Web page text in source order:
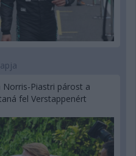
Norris-Piastri párost a
fel Verstappenért